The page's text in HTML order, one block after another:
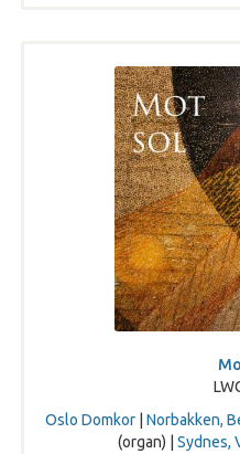
Oslo Domkor
Norbakken,
(organ) | Sydnes,